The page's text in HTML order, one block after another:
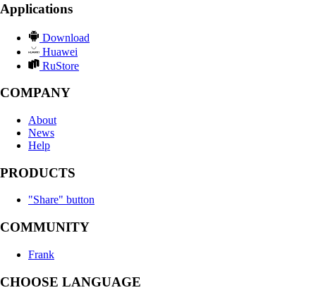
Applications
Download
Huawei
RuStore
COMPANY
About
News
Help
PRODUCTS
"Share" button
COMMUNITY
Frank
CHOOSE LANGUAGE